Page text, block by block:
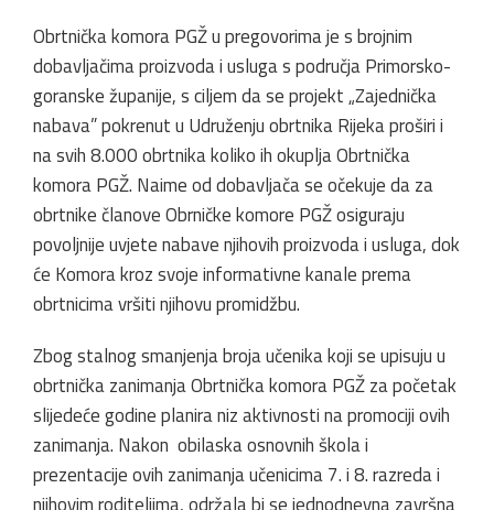
Obrtnička komora PGŽ u pregovorima je s brojnim
dobavljačima proizvoda i usluga s područja Primorsko-
goranske županije, s ciljem da se projekt „Zajednička
nabava” pokrenut u Udruženju obrtnika Rijeka proširi i
na svih 8.000 obrtnika koliko ih okuplja Obrtnička
komora PGŽ. Naime od dobavljača se očekuje da za
obrtnike članove Obrničke komore PGŽ osiguraju
povoljnije uvjete nabave njihovih proizvoda i usluga, dok
će Komora kroz svoje informativne kanale prema
obrtnicima vršiti njihovu promidžbu.
Zbog stalnog smanjenja broja učenika koji se upisuju u
obrtnička zanimanja Obrtnička komora PGŽ za početak
slijedeće godine planira niz aktivnosti na promociji ovih
zanimanja. Nakon obilaska osnovnih škola i
prezentacije ovih zanimanja učenicima 7. i 8. razreda i
njihovim roditeljima, održala bi se jednodnevna završna